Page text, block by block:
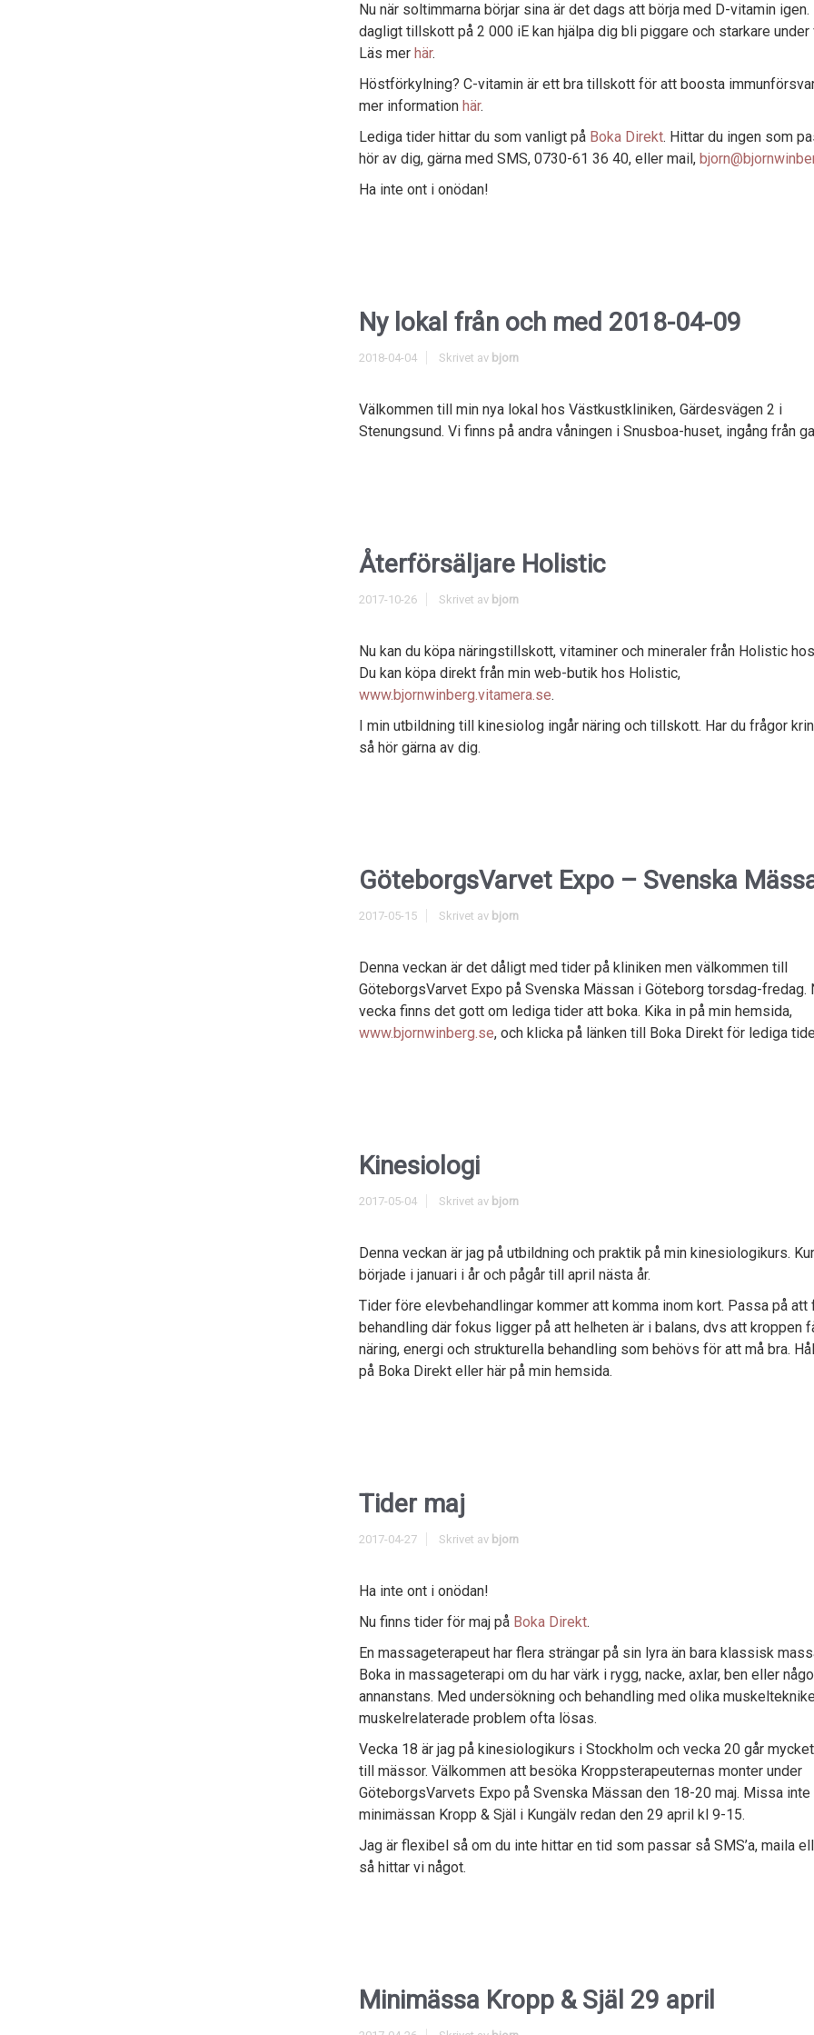
Nu när soltimmarna börjar sina är det dags att börja med D-vitamin igen.
dagligt tillskott på 2 000 iE kan hjälpa dig bli piggare och starkare under
Läs mer här.
Höstförkylning? C-vitamin är ett bra tillskott för att boosta
mer information här.
Lediga tider hittar du som vanligt på Boka Direkt. Hittar du ingen som
hör av dig, gärna med SMS, 0730-61 36 40, eller mail,
Ha inte ont i onödan!
Ny lokal från och med 2018-04-09
2018-04-04 Skrivet av bjorn
Välkommen till min nya lokal hos Västkustkliniken, Gärdesvägen 2 i
Stenungsund. Vi finns på andra våningen i Snusboa-huset, ingång från
Återförsäljare Holistic
2017-10-26 Skrivet av bjorn
Nu kan du köpa näringstillskott, vitaminer och mineraler från Holistic
Du kan köpa direkt från min web-butik hos Holistic,
www.bjornwinberg.vitamera.se.
I min utbildning till kinesiolog ingår näring och tillskott. Har du frågor
så hör gärna av dig.
GöteborgsVarvet Expo – Svenska
2017-05-15 Skrivet av bjorn
Denna veckan är det dåligt med tider på kliniken men välkommen till
GöteborgsVarvet Expo på Svenska Mässan i Göteborg torsdag-fredag.
vecka finns det gott om lediga tider att boka. Kika in på min hemsida,
www.bjornwinberg.se, och klicka på länken till Boka Direkt för lediga
Kinesiologi
2017-05-04 Skrivet av bjorn
Denna veckan är jag på utbildning och praktik på min kinesiologikurs.
började i januari i år och pågår till april nästa år.
Tider före elevbehandlingar kommer att komma inom kort. Passa på att
behandling där fokus ligger på att helheten är i balans, dvs att kroppen
näring, energi och strukturella behandling som behövs för att må bra.
på Boka Direkt eller här på min hemsida.
Tider maj
2017-04-27 Skrivet av bjorn
Ha inte ont i onödan!
Nu finns tider för maj på Boka Direkt.
En massageterapeut har flera strängar på sin lyra än bara klassisk
Boka in massageterapi om du har värk i rygg, nacke, axlar, ben eller
annanstans. Med undersökning och behandling med olika
muskelrelaterade problem ofta lösas.
Vecka 18 är jag på kinesiologikurs i Stockholm och vecka 20 går
till mässor. Välkommen att besöka Kroppsterapeuternas monter under
GöteborgsVarvets Expo på Svenska Mässan den 18-20 maj. Missa inte
minimässan Kropp & Själ i Kungälv redan den 29 april kl 9-15.
Jag är flexibel så om du inte hittar en tid som passar så SMS’a, maila
så hittar vi något.
Minimässa Kropp & Själ 29 april